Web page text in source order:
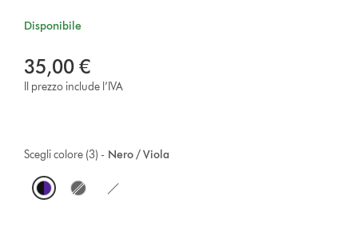
Disponibile
35,00 €
Il prezzo include l’IVA
Nero / Viola
Scegli colore (3) -
O